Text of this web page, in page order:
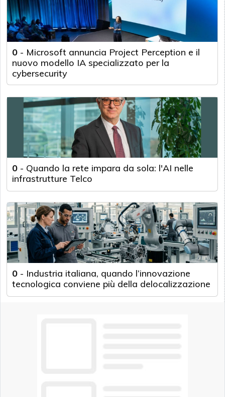
0 - Microsoft annuncia Project Perception e il
nuovo modello IA specializzato per la
cybersecurity
0 - Quando la rete impara da sola: l'AI nelle
infrastrutture Telco
0 - Industria italiana, quando l’innovazione
tecnologica conviene più della delocalizzazione